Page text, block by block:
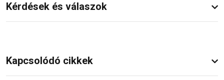
Kérdések és válaszok
Kapcsolódó cikkek